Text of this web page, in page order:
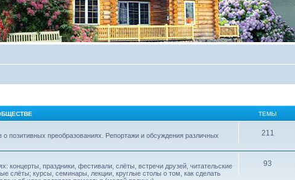
ТЕМЫ
позитивных преобразованиях. Репортажи и обсуждения различных
211
концерты, праздники, фестивали, слёты, встречи друзей, читательские
слёты; курсы, семинары, лекции, круглые столы о том, как сделать
93